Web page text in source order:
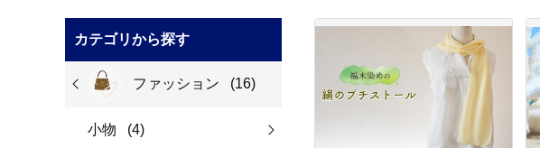
カテゴリから探す
ファッション (16)
小物 (4)